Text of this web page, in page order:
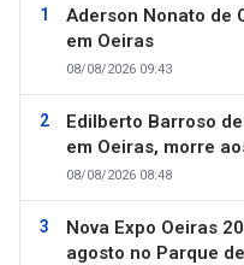
Aderson Nonato de
em Oeiras
08/08/2026 09:43
Edilberto Barroso
em Oeiras, morre
08/08/2026 08:48
Nova Expo Oeiras
agosto no Parque